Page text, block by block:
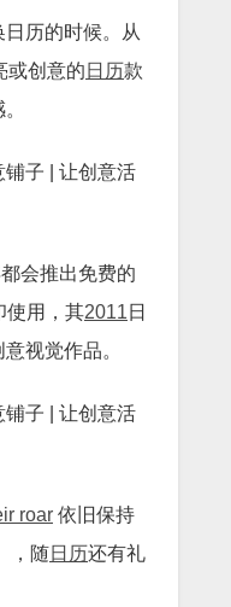
历的时候。从
或创意的 日历款
会推出免费的
使用，其2011 日
视觉作品。
roar 依旧保持
，随日历还有礼